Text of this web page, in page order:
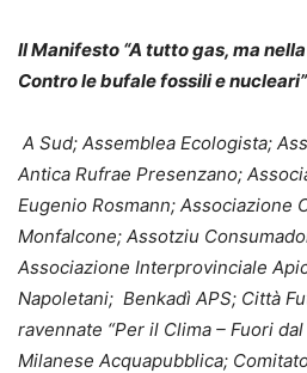
Il Manifesto “A tutto gas, ma
Contro le bufale fossili e nucleari”
A Sud; Assemblea Ecologista;
Antica Rufrae Presenzano;
Eugenio Rosmann; Associazione
Monfalcone; Assotziu
Associazione Interprovinciale
Napoletani; Benkadì APS; Città
ravennate “Per il Clima – Fuori
Milanese Acquapubblica;